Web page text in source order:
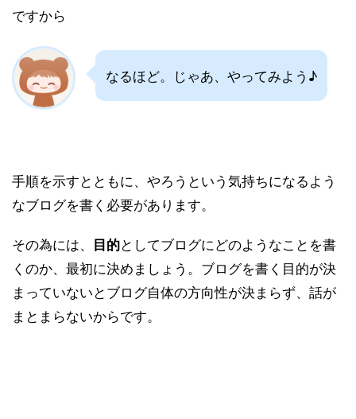
ですから
なるほど。じゃあ、やってみよう♪
手順を示すとともに、やろうという気持ちになるよう
なブログを書く必要があります。
その為には、
目的としてブログにどのようなことを書
くのか、最初に決めましょう。ブログを書く目的が決
まっていないとブログ自体の方向性が決まらず、話が
まとまらないからです。